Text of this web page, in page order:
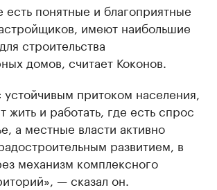
есть понятные и благоприятные
имеют наибольшие
строительства
домов, считает Коконов.
устойчивым притоком населения,
жить и работать, где есть спрос
а местные власти активно
развитием, в
механизм комплексного
— сказал он.